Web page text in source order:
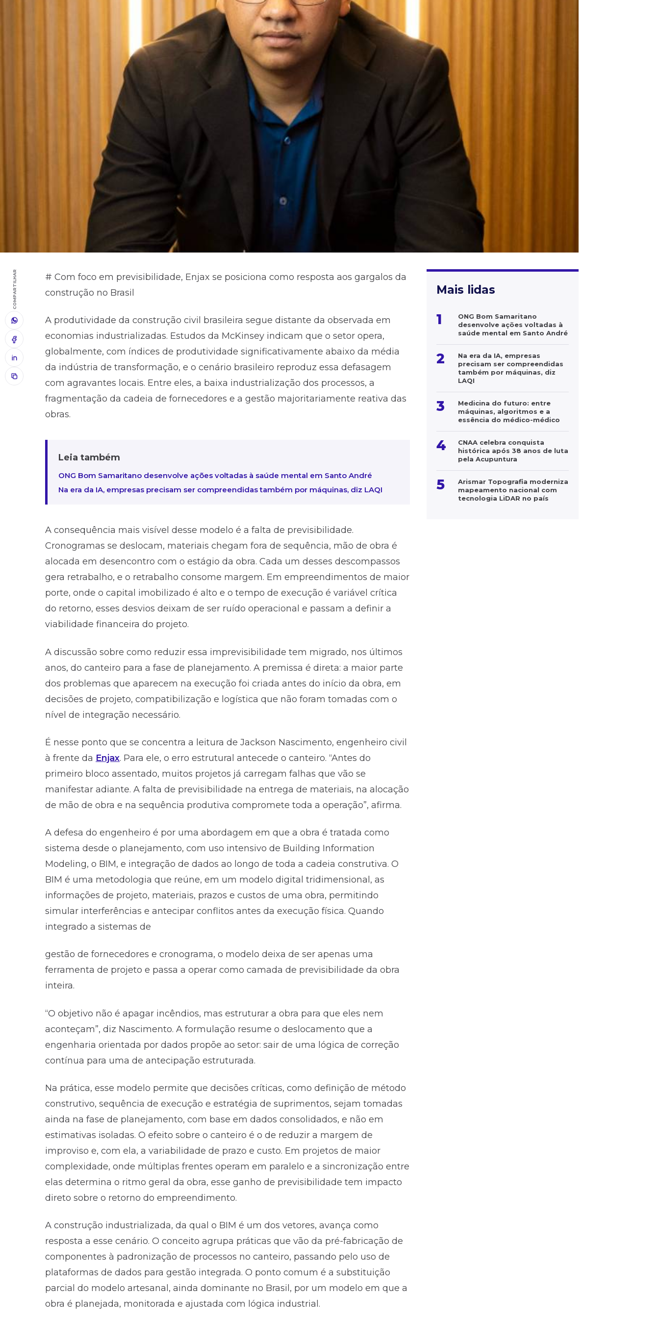
COMPARTILHAR
# Com foco em previsibilidade, Enjax se posiciona como resposta aos gargalos da
construção no Brasil
A produtividade da construção civil brasileira segue distante da observada em
economias industrializadas. Estudos da McKinsey indicam que o setor opera,
globalmente, com índices de produtividade significativamente abaixo da média
da indústria de transformação, e o cenário brasileiro reproduz essa defasagem
com agravantes locais. Entre eles, a baixa industrialização dos processos, a
fragmentação da cadeia de fornecedores e a gestão majoritariamente reativa das
obras.
Leia também
ONG Bom Samaritano desenvolve ações voltadas à saúde mental em Santo André
Na era da IA, empresas precisam ser compreendidas também por máquinas, diz LAQI
A consequência mais visível desse modelo é a falta de previsibilidade.
Cronogramas se deslocam, materiais chegam fora de sequência, mão de obra é
alocada em desencontro com o estágio da obra. Cada um desses descompassos
gera retrabalho, e o retrabalho consome margem. Em empreendimentos de maior
porte, onde o capital imobilizado é alto e o tempo de execução é variável crítica
do retorno, esses desvios deixam de ser ruído operacional e passam a definir a
viabilidade financeira do projeto.
A discussão sobre como reduzir essa imprevisibilidade tem migrado, nos últimos
anos, do canteiro para a fase de planejamento. A premissa é direta: a maior parte
dos problemas que aparecem na execução foi criada antes do início da obra, em
decisões de projeto, compatibilização e logística que não foram tomadas com o
nível de integração necessário.
É nesse ponto que se concentra a leitura de Jackson Nascimento, engenheiro civil
à frente da Enjax. Para ele, o erro estrutural antecede o canteiro. “Antes do
primeiro bloco assentado, muitos projetos já carregam falhas que vão se
manifestar adiante. A falta de previsibilidade na entrega de materiais, na alocação
de mão de obra e na sequência produtiva compromete toda a operação”, afirma.
A defesa do engenheiro é por uma abordagem em que a obra é tratada como
sistema desde o planejamento, com uso intensivo de Building Information
Modeling, o BIM, e integração de dados ao longo de toda a cadeia construtiva. O
BIM é uma metodologia que reúne, em um modelo digital tridimensional, as
informações de projeto, materiais, prazos e custos de uma obra, permitindo
simular interferências e antecipar conflitos antes da execução física. Quando
integrado a sistemas de
gestão de fornecedores e cronograma, o modelo deixa de ser apenas uma
ferramenta de projeto e passa a operar como camada de previsibilidade da obra
inteira.
“O objetivo não é apagar incêndios, mas estruturar a obra para que eles nem
aconteçam”, diz Nascimento. A formulação resume o deslocamento que a
engenharia orientada por dados propõe ao setor: sair de uma lógica de correção
contínua para uma de antecipação estruturada.
Na prática, esse modelo permite que decisões críticas, como definição de método
construtivo, sequência de execução e estratégia de suprimentos, sejam tomadas
ainda na fase de planejamento, com base em dados consolidados, e não em
estimativas isoladas. O efeito sobre o canteiro é o de reduzir a margem de
improviso e, com ela, a variabilidade de prazo e custo. Em projetos de maior
complexidade, onde múltiplas frentes operam em paralelo e a sincronização entre
elas determina o ritmo geral da obra, esse ganho de previsibilidade tem impacto
direto sobre o retorno do empreendimento.
A construção industrializada, da qual o BIM é um dos vetores, avança como
resposta a esse cenário. O conceito agrupa práticas que vão da pré-fabricação de
componentes à padronização de processos no canteiro, passando pelo uso de
plataformas de dados para gestão integrada. O ponto comum é a substituição
parcial do modelo artesanal, ainda dominante no Brasil, por um modelo em que a
obra é planejada, monitorada e ajustada com lógica industrial.
Mais lidas
1
ONG Bom Samaritano
desenvolve ações voltadas à
saúde mental em Santo André
2
Na era da IA, empresas
precisam ser compreendidas
também por máquinas, diz
LAQI
3
Medicina do futuro: entre
máquinas, algoritmos e a
essência do médico-médico
4
CNAA celebra conquista
histórica após 38 anos de luta
pela Acupuntura
5
Arismar Topografia moderniza
mapeamento nacional com
tecnologia LiDAR no país